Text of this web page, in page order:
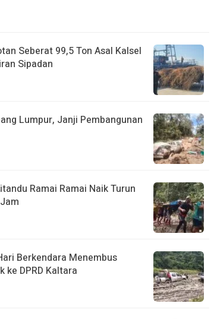
Seberat 99,5 Ton Asal Kalsel
Sipadan
Lumpur, Janji Pembangunan
Ramai Ramai Naik Turun
Berkendara Menembus
ke DPRD Kaltara